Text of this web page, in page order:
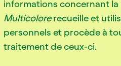
informations concernant
Multicolorerecueille et
personnels et procède à
traitement de ceux-ci.